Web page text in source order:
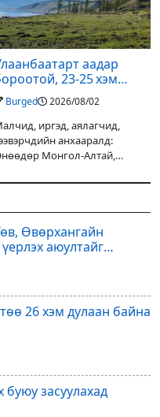
аадар
23-25 хэм
дулаан байна
Burged 2026/08/02
иргэд, аялагчид,
анхааралд:
Монгол-Алтай,
нутгаар бороо, дуу
тул голуудын усны
нэмэгдэх, нөөлөг
Өвөрхангайн
аюултайг
26 хэм дулаан байна
буюу засуулахад